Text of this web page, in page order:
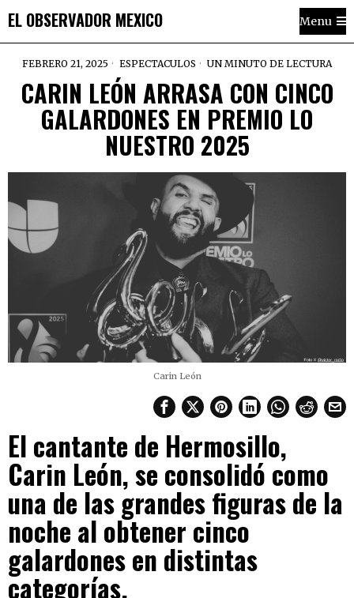
EL OBSERVADOR MEXICO Menu
FEBRERO 21, 2025 ESPECTACULOS UN MINUTO DE LECTURA
CARIN LEÓN ARRASA CON CINCO
GALARDONES EN PREMIO LO
NUESTRO 2025
Carin León
El cantante de Hermosillo,
Carin León, se consolidó como
una de las grandes figuras de la
noche al obtener cinco
galardones en distintas
categorías.